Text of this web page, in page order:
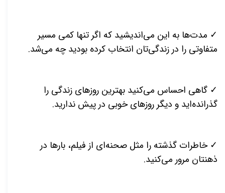
✓ مدت‌ها به این می‌اندیشید که اگر تنها کمی مسیر
متفاوتی را در زندگی‌تان انتخاب کرده بودید چه می‌شد.
✓ گاهی احساس می‌کنید بهترین روزهای زندگی را
گذرانده‌اید و دیگر روزهای خوبی در پیش ندارید.
✓ خاطرات گذشته را مثل صحنه‌ای از فیلم، بارها در
ذهنتان مرور می‌کنید.